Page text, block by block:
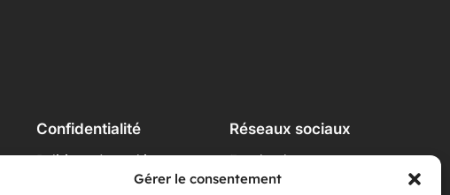
Gérer le consentement
Confidentialité
Politique de cookie
Conditions générales
Réseaux sociaux
Facebook
Instagram